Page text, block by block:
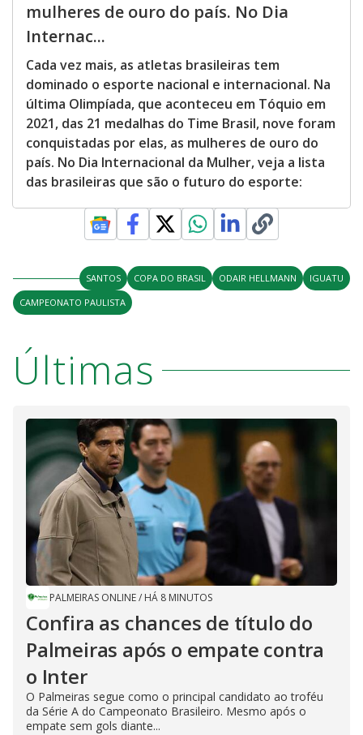
mulheres de ouro do país. No Dia
Internac...
Cada vez mais, as atletas brasileiras tem
dominado o esporte nacional e internacional. Na
última Olimpíada, que aconteceu em Tóquio em
2021, das 21 medalhas do Time Brasil, nove foram
conquistadas por elas, as mulheres de ouro do
país. No Dia Internacional da Mulher, veja a lista
das brasileiras que são o futuro do esporte:
SANTOS COPA DO BRASIL ODAIR HELLMANN
IGUATU
CAMPEONATO PAULISTA
Últimas
PALMEIRAS ONLINE/ HÁ 8 MINUTOS
Confira as chances de título do
Palmeiras após o empate contra
o Inter
O Palmeiras segue como o principal candidato ao troféu
da Série A do Campeonato Brasileiro. Mesmo após o
empate sem gols diante...